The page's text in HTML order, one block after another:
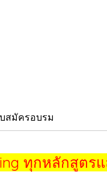
สมัครอบรม
ทุกหลักสูตร